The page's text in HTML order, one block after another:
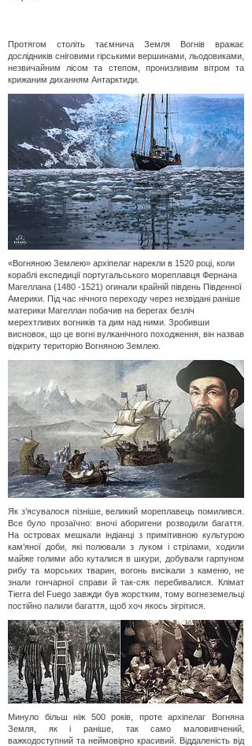
Протягом століть таємнича Земля Вогнів вражає
дослідників сніговими гірськими вершинами, льодовиками,
незвичайним лісом та степом, пронизливим вітром та
крижаним диханням Антарктиди.
«Вогняною Землею» архіпелаг нарекли в 1520 році, коли
кораблі експедиції португальського мореплавця Фернана
Магеллана (1480 -1521) огинали крайній південь Південної
Америки. Під час нічного переходу через незвідані раніше
материки Магеллан побачив на берегах безліч
мерехтливих вогників та дим над ними. Зробивши
висновок, що це вогні вулканічного походження, він назвав
відкриту територію Вогняною Землею.
Як з’ясувалося пізніше, великий мореплавець помилився.
Все було прозаїчно: вночі аборигени розводили багаття.
На островах мешкали індіанці з примітивною культурою
кам’яної доби, які полювали з луком і стрілами, ходили
майже голими або куталися в шкури, добували гарпуном
рибу та морських тварин, вогонь висікали з каменю, не
знали гончарної справи й так-сяк перебивалися. Клімат
Tierra del Fuego завжди був жорстким, тому вогнеземельці
постійно палили багаття, щоб хоч якось зігрітися.
Минуло більш ніж 500 років, проте архіпелаг Вогняна
Земля, як і раніше, так само маловивчений,
важкодоступний та неймовірно красивий. Віддаленість від